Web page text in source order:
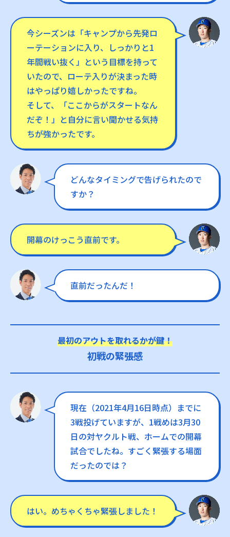
今シーズンは「キャンプから先発ロ
ーテーションに入り、しっかりと1
年間戦い抜く」という目標を持って
いたので、ローテ入りが決まった時
はやっぱり嬉しかったですね。
そして、「ここからがスタートなん
だぞ！」と自分に言い聞かせる気持
ちが強かったです。
どんなタイミングで告げられたので
すか？
開幕のけっこう直前です。
直前だったんだ！
最初のアウトを取れるかが鍵！
初戦の緊張感
現在（2021年4月16日時点）までに
3戦投げていますが、1戦めは3月30
日の対ヤクルト戦、ホームでの開幕
試合でしたね。すごく緊張する場面
だったのでは？
はい。めちゃくちゃ緊張しました！